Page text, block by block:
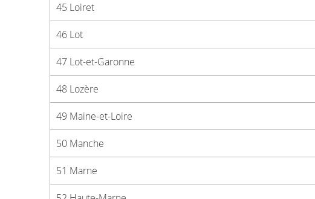
45 Loiret
46 Lot
47 Lot-et-Garonne
48 Lozère
49 Maine-et-Loire
50 Manche
51 Marne